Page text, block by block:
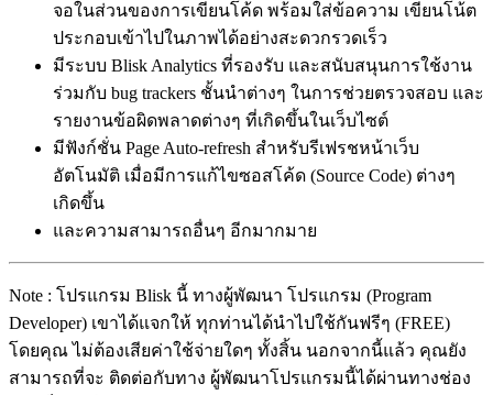
จอในส่วนของการเขียนโค้ด พร้อมใส่ข้อความ เขียนโน้ต
ประกอบเข้าไปในภาพได้อย่างสะดวกรวดเร็ว
มีระบบ Blisk Analytics ที่รองรับ และสนับสนุนการใช้งาน
ร่วมกับ bug trackers ชั้นนำต่างๆ ในการช่วยตรวจสอบ และ
รายงานข้อผิดพลาดต่างๆ ที่เกิดขึ้นในเว็บไซต์
มีฟังก์ชั่น Page Auto-refresh สำหรับรีเฟรชหน้าเว็บ
อัตโนมัติ เมื่อมีการแก้ไขซอสโค้ด (Source Code) ต่างๆ
เกิดขึ้น
และความสามารถอื่นๆ อีกมากมาย
Note : โปรแกรม Blisk นี้ ทางผู้พัฒนา โปรแกรม (Program
Developer) เขาได้แจกให้ ทุกท่านได้นำไปใช้กันฟรีๆ (FREE)
โดยคุณ ไม่ต้องเสียค่าใช้จ่ายใดๆ ทั้งสิ้น นอกจากนี้แล้ว คุณยัง
สามารถที่จะ ติดต่อกับทาง ผู้พัฒนาโปรแกรมนี้ได้ผ่านทางช่อง